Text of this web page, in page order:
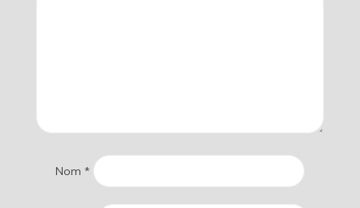
Nom *